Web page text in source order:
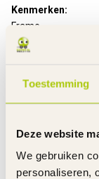
Toestemming
Deze website
We gebruiken
personaliseren,
Kenmerken:
Frame
Rem voor
Banden
Velgen
Kettingkast
Zijwielen
Bagagedrager